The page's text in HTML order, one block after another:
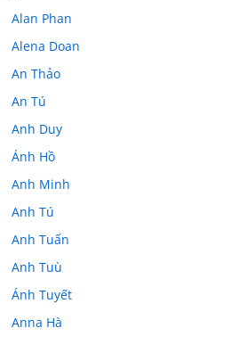
Alan Phan
Alena Doan
An Thảo
An Tú
Anh Duy
Ánh Hồ
Anh Minh
Anh Tú
Anh Tuấn
Anh Tuù
Ánh Tuyết
Anna Hà